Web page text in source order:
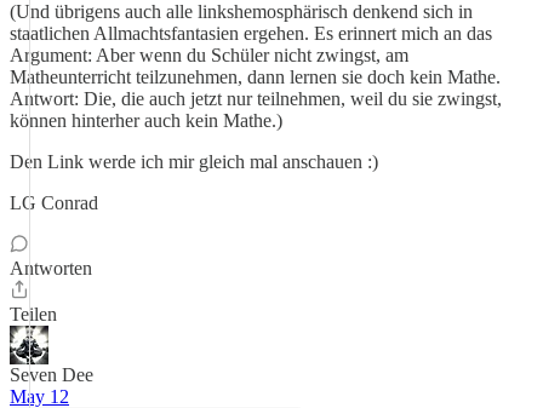
(Und übrigens auch alle linkshemosphärisch denkend sich in
staatlichen Allmachtsfantasien ergehen. Es erinnert mich an das
Argument: Aber wenn du Schüler nicht zwingst, am
Matheunterricht teilzunehmen, dann lernen sie doch kein Mathe.
Antwort: Die, die auch jetzt nur teilnehmen, weil du sie zwingst,
können hinterher auch kein Mathe.)
Den Link werde ich mir gleich mal anschauen :)
LG Conrad
Antworten
Teilen
Seven Dee
May 12